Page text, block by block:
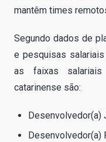
mantêm times
Segundo dados de
e pesquisas salariais
as faixas
catarinense são:
Desenvolvedor(a)
Desenvolvedor(a)